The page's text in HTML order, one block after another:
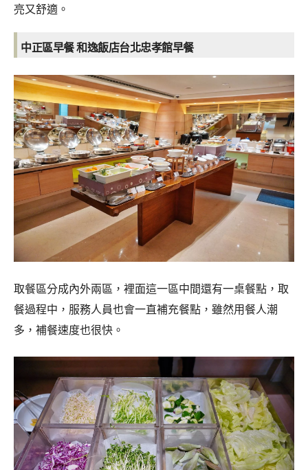
亮又舒適。
中正區早餐 和逸飯店台北忠孝館早餐
取餐區分成內外兩區，裡面這一區中間還有一桌餐點，取
餐過程中，服務人員也會一直補充餐點，雖然用餐人潮
多，補餐速度也很快。